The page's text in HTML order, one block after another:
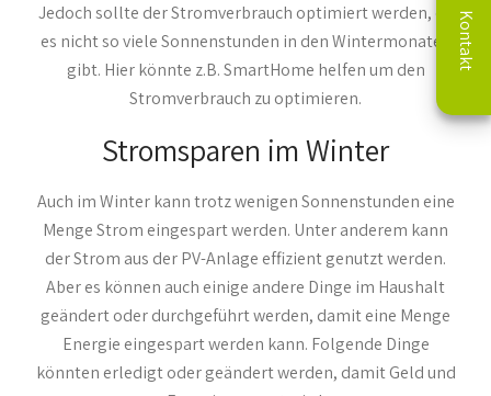
Jedoch sollte der Stromverbrauch optimiert werden, da
es nicht so viele Sonnenstunden in den Wintermonaten
gibt. Hier könnte z.B. SmartHome helfen um den
Stromverbrauch zu optimieren.
Stromsparen im Winter
Auch im Winter kann trotz wenigen Sonnenstunden eine
Menge Strom eingespart werden. Unter anderem kann
der Strom aus der PV-Anlage effizient genutzt werden.
Aber es können auch einige andere Dinge im Haushalt
geändert oder durchgeführt werden, damit eine Menge
Energie eingespart werden kann. Folgende Dinge
könnten erledigt oder geändert werden, damit Geld und
Kontakt